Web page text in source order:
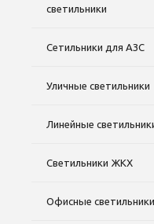
светильники
Сетильники для АЗС
Уличные светильники
Линейные
Светильники ЖКХ
Офисные светильники